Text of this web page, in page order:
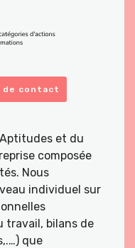
de contact
et du
composée
Nous
individuel sur
travail, bilans de
que